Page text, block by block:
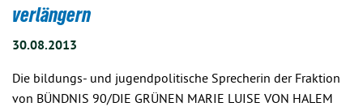
verlängern
30.08.2013
Die bildungs- und jugendpolitische Sprecherin der Fraktion
von BÜNDNIS 90/DIE GRÜNEN MARIE LUISE VON HALEM